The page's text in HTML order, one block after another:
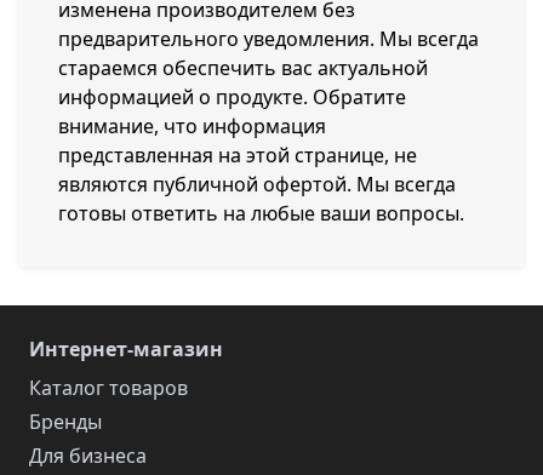
изменена производителем без
предварительного уведомления. Мы всегда
стараемся обеспечить вас актуальной
информацией о продукте. Обратите
внимание, что информация
представленная на этой странице, не
являются публичной офертой. Мы всегда
готовы ответить на любые ваши вопросы.
Интернет-магазин
Каталог товаров
Бренды
Для бизнеса